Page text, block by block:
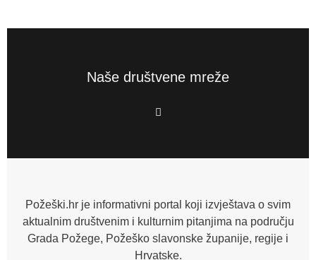
Naše društvene mreže
F
a
o
f
Požeški.hr je informativni portal koji izvještava o svim
aktualnim društvenim i kulturnim pitanjima na području
Grada Požege, Požeško slavonske županije, regije i
Hrvatske.